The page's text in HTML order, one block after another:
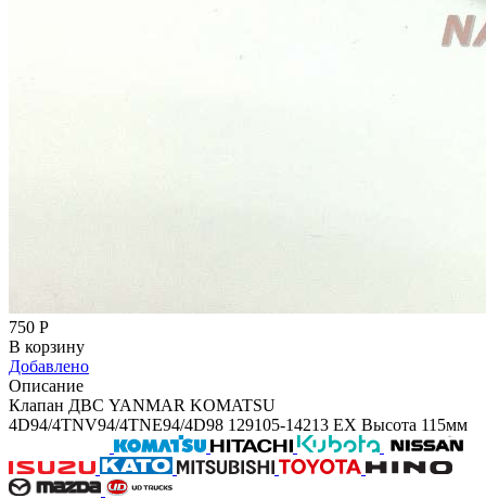
750 Р
В корзину
Добавлено
Описание
Клапан ДВС YANMAR KOMATSU
4D94/4TNV94/4TNE94/4D98 129105-14213 EX Высота 115мм